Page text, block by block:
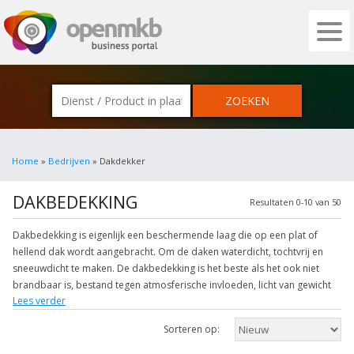
OPENMKB - DE ZAKELIJKE PORTAL
Home » Bedrijven » Dakdekker
Resultaten 0-10 van 50
DAKBEDEKKING
Dakbedekking is eigenlijk een beschermende laag die op een plat of
hellend dak wordt aangebracht. Om de daken waterdicht, tochtvrij en
sneeuwdicht te maken. De dakbedekking is het beste als het ook niet
brandbaar is, bestand tegen atmosferische invloeden, licht van gewicht
zijn, alsmede weinig onderhoud vragen en eenvoudig zijn aan te
brengen. Bij schuine of hellende daken zijn vorm en kleur van de
dakbedekkingselementen van belang want zij bepalen uiteindelijk het
Lees verder
Sorteren op: